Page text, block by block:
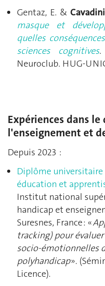
Gentaz, E. &
masque et
quelles
sciences cognitives.
Neuroclub. HUG-
Expériences dans
l'enseignement et
Depuis 2023 :
Diplôme universitaire
éducation et
Institut national
handicap et
Suresnes, France : «
tracking) pour
socio-émotionnelles
polyhandicap».
Licence).